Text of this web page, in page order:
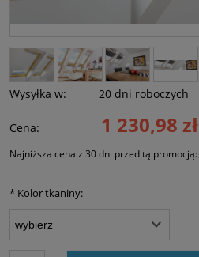
Wysyłka w: 20 dni roboczych
Cena: 1 230,98 zł
Najniższa cena z 30 dni przed tą promocją:
* Kolor tkaniny: